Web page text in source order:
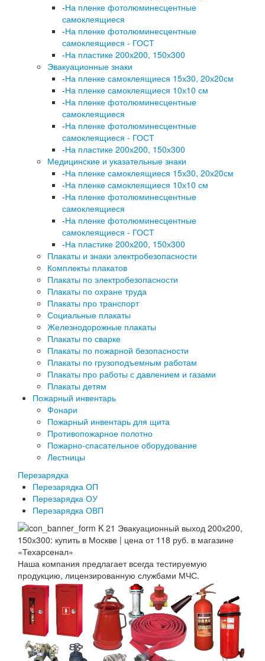
-На пленке фотолюминесцентные
самоклеящиеся
-На пленке фотолюминесцентные
самоклеящиеся - ГОСТ
-На пластике 200х200, 150х300
Эвакуационные знаки
-На пленке самоклеящиеся 15х30, 20х20см
-На пленке самоклеящиеся 10х10 см
-На пленке фотолюминесцентные
самоклеящиеся
-На пленке фотолюминесцентные
самоклеящиеся - ГОСТ
-На пластике 200х200, 150х300
Медицинские и указательные знаки
-На пленке самоклеящиеся 15х30, 20х20см
-На пленке самоклеящиеся 10х10 см
-На пленке фотолюминесцентные
самоклеящиеся
-На пленке фотолюминесцентные
самоклеящиеся - ГОСТ
-На пластике 200х200, 150х300
Плакаты и знаки электробезопасности
Комплекты плакатов
Плакаты по электробезопасности
Плакаты по охране труда
Плакаты про транспорт
Социальные плакаты
Железнодорожные плакаты
Плакаты по сварке
Плакаты по пожарной безопасности
Плакаты по грузоподъемным работам
Плакаты про работы с давлением и газами
Плакаты детям
Пожарный инвентарь
Фонари
Пожарный инвентарь для щита
Противопожарное полотно
Пожарно-спасательное оборудование
Лестницы
Перезарядка
Перезарядка ОП
Перезарядка ОУ
Перезарядка ОВП
Наша компания предлагает всегда тестируемую
продукцию, лицензированную службами МЧС.